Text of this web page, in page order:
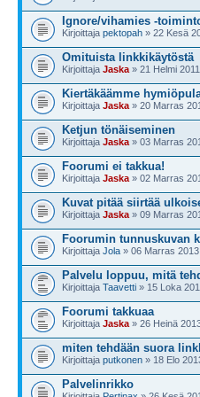
Ignore/vihamies -
Kirjoittaja pektopah » 22 Kesä
Omituista linkkikäytöstä
Kirjoittaja Jaska » 21 Helmi
Kiertäkäämme
Kirjoittaja Jaska » 20 Marras
Ketjun tönäiseminen
Kirjoittaja Jaska » 03 Marras
Foorumi ei takkua!
Kirjoittaja Jaska » 02 Marras
Kuvat pitää siirtää
Kirjoittaja Jaska » 09 Marras
Foorumin tunnuskuvan
Kirjoittaja Jola » 06 Marras
Palvelu loppuu, mitä
Kirjoittaja Taavetti » 15 Loka
Foorumi takkuaa
Kirjoittaja Jaska » 26 Heinä
miten tehdään suora
Kirjoittaja putkonen » 18 Elo
Palvelinrikko